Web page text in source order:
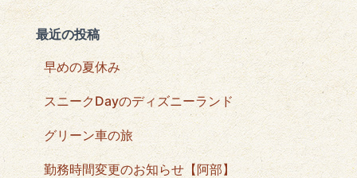
最近の投稿
早めの夏休み
スニークDayのディズニーランド
グリーン車の旅
勤務時間変更のお知らせ【阿部】